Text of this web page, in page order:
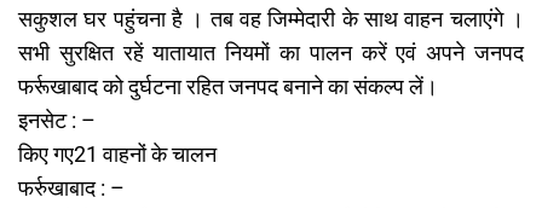
सकुशल घर पहुंचना है । तब वह जिम्मेदारी के साथ वाहन चलाएंगे ।
सभी सुरक्षित रहें यातायात नियमों का पालन करें एवं अपने जनपद
फर्रूखाबाद को दुर्घटना रहित जनपद बनाने का संकल्प लें।
इनसेट : –
किए गए21 वाहनों के चालन
फर्रुखाबाद : –